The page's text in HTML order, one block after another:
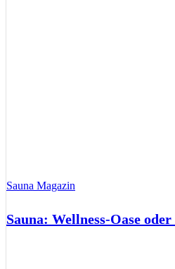
Sauna Magazin
Sauna: Wellness-Oase